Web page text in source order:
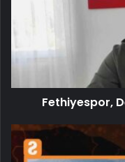
Fethiyespor,